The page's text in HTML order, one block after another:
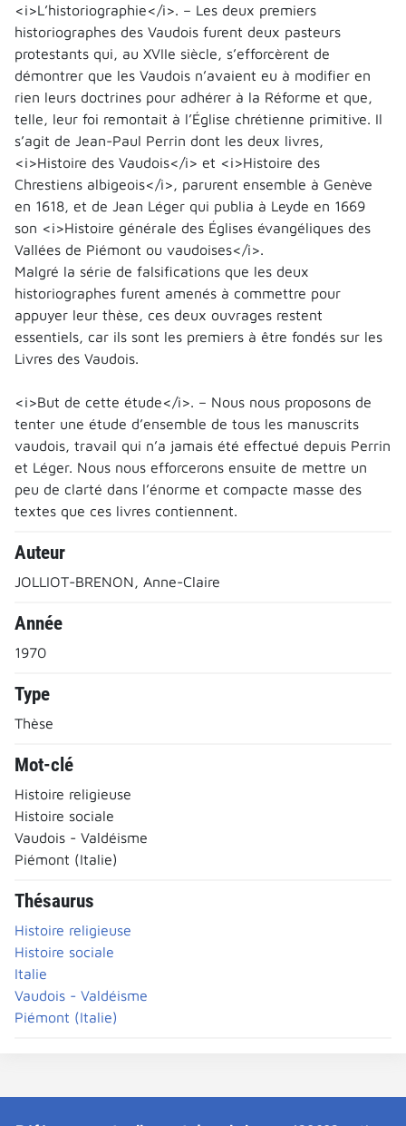
<i>L’historiographie</i>. – Les deux premiers
historiographes des Vaudois furent deux pasteurs
protestants qui, au XVIIe siècle, s’efforcèrent de
démontrer que les Vaudois n’avaient eu à modifier en
rien leurs doctrines pour adhérer à la Réforme et que,
telle, leur foi remontait à l’Église chrétienne primitive. Il
s’agit de Jean-Paul Perrin dont les deux livres,
<i>Histoire des Vaudois</i> et <i>Histoire des
Chrestiens albigeois</i>, parurent ensemble à Genève
en 1618, et de Jean Léger qui publia à Leyde en 1669
son <i>Histoire générale des Églises évangéliques des
Vallées de Piémont ou vaudoises</i>.
Malgré la série de falsifications que les deux
historiographes furent amenés à commettre pour
appuyer leur thèse, ces deux ouvrages restent
essentiels, car ils sont les premiers à être fondés sur les
Livres des Vaudois.
<i>But de cette étude</i>. – Nous nous proposons de
tenter une étude d’ensemble de tous les manuscrits
vaudois, travail qui n’a jamais été effectué depuis Perrin
et Léger. Nous nous efforcerons ensuite de mettre un
peu de clarté dans l’énorme et compacte masse des
textes que ces livres contiennent.
Auteur
JOLLIOT-BRENON, Anne-Claire
Année
1970
Type
Thèse
Mot-clé
Histoire religieuse
Histoire sociale
Vaudois - Valdéisme
Piémont (Italie)
Thésaurus
Histoire religieuse
Histoire sociale
Italie
Vaudois - Valdéisme
Piémont (Italie)